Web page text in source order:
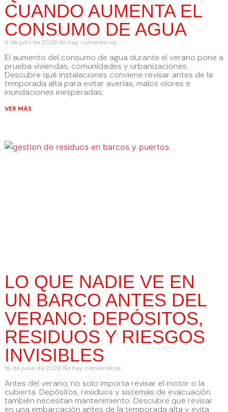
CUANDO AUMENTA EL
CONSUMO DE AGUA
6 de julio de 2026 No hay comentarios
El aumento del consumo de agua durante el verano pone a
prueba viviendas, comunidades y urbanizaciones.
Descubre qué instalaciones conviene revisar antes de la
temporada alta para evitar averías, malos olores e
inundaciones inesperadas.
VER MÁS
LO QUE NADIE VE EN
UN BARCO ANTES DEL
VERANO: DEPÓSITOS,
RESIDUOS Y RIESGOS
INVISIBLES
16 de junio de 2026 No hay comentarios
Antes del verano, no solo importa revisar el motor o la
cubierta. Depósitos, residuos y sistemas de evacuación
también necesitan mantenimiento. Descubre qué revisar
en una embarcación antes de la temporada alta y evita